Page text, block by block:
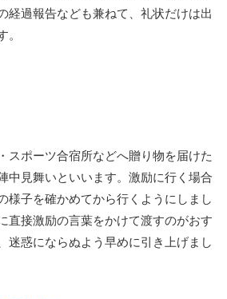
経過報告なども兼ねて、礼状だけは出
。
スポーツ合宿所などへ贈り物を届けた
中見舞いといいます。激励に行く場合
様子を確かめてから行くようにしまし
直接激励の言葉をかけて渡すのがおす
迷惑にならぬよう早めに引き上げまし